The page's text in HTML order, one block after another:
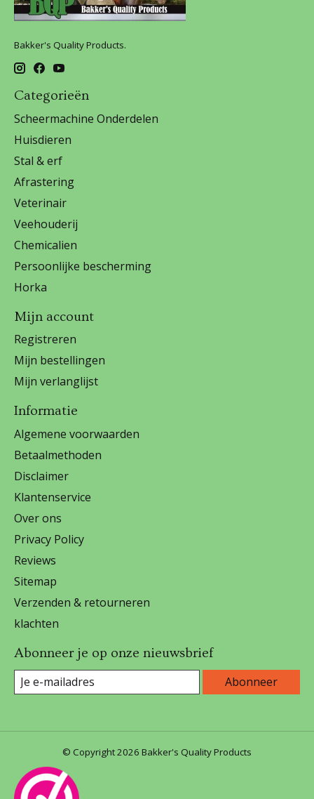
Bakker's Quality Products.
Categorieën
Scheermachine Onderdelen
Huisdieren
Stal & erf
Afrastering
Veterinair
Veehouderij
Chemicalien
Persoonlijke bescherming
Horka
Mijn account
Registreren
Mijn bestellingen
Mijn verlanglijst
Informatie
Algemene voorwaarden
Betaalmethoden
Disclaimer
Klantenservice
Over ons
Privacy Policy
Reviews
Sitemap
Verzenden & retourneren
klachten
Abonneer je op onze nieuwsbrief
Abonneer
© Copyright 2026 Bakker's Quality Products